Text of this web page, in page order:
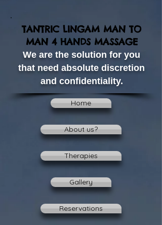
TANTRIC LINGAM MAN TO
MAN 4 HANDS MASSAGE
We are the solution for you
that need absolute discretion
and confidentiality.
Home
About us?
Therapies
Gallery
Reservations